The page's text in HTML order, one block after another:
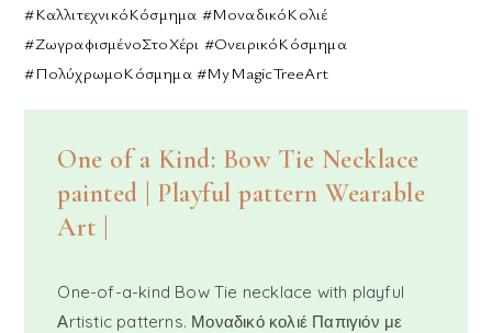
#ΚαλλιτεχνικόΚόσμημα #ΜοναδικόΚολιέ
#ΖωγραφισμένοΣτοΧέρι #ΟνειρικόΚόσμημα
#ΠολύχρωμοΚόσμημα #MyMagicTreeArt
One of a Kind: Bow Tie Necklace
painted | Playful pattern Wearable
Art |
One-of-a-kind Bow Tie necklace with playful
Αrtistic patterns. Μοναδικό κολιέ Παπιγιόν με